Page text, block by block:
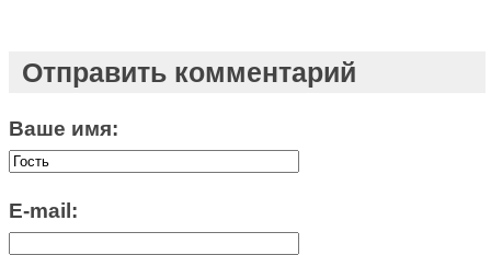
Отправить комментарий
Ваше имя:
E-mail: